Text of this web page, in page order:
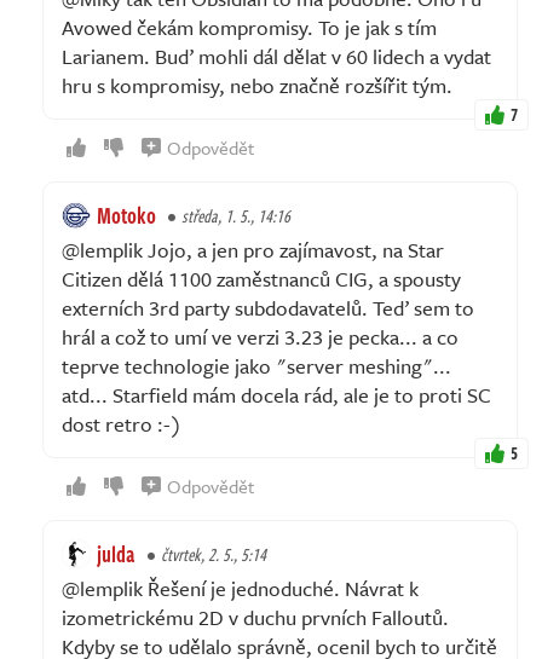
Avowed čekám kompromisy. To je jak s tím
Larianem. Buď mohli dál dělat v 60 lidech a vydat
hru s kompromisy, nebo značně rozšířit tým.
7
Odpovědět
Motoko středa, 1. 5., 14:16
@lemplik Jojo, a jen pro zajímavost, na Star
Citizen dělá 1100 zaměstnanců CIG, a spousty
externích 3rd party subdodavatelů. Teď sem to
hrál a což to umí ve verzi 3.23 je pecka... a co
teprve technologie jako "server meshing"...
atd... Starfield mám docela rád, ale je to proti SC
dost retro :-)
5
Odpovědět
julda čtvrtek, 2. 5., 5:14
@lemplik Řešení je jednoduché. Návrat k
izometrickému 2D v duchu prvních Falloutů.
Kdyby se to udělalo správně, ocenil bych to určitě